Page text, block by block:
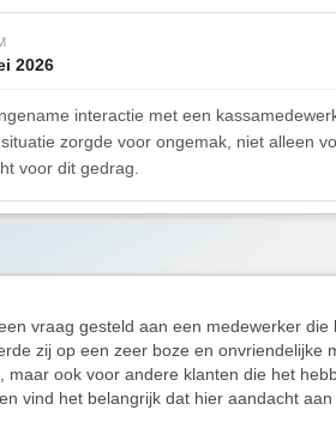
2026
interactie met een
zorgde voor ongemak, niet alleen
voor dit gedrag.
vraag gesteld aan een medewerker die
zij op een zeer boze en onvriendelijke
ook voor andere klanten die het
vind het belangrijk dat hier aandacht